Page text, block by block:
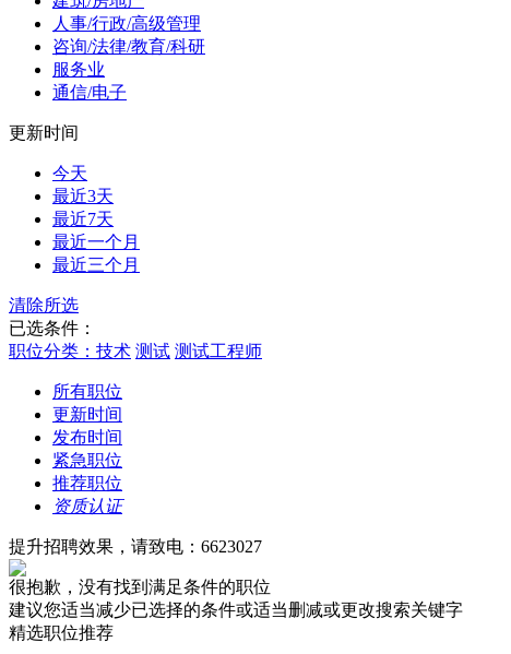
人事/行政/高级管理
咨询/法律/教育/科研
服务业
通信/电子
更新时间
今天
最近3天
最近7天
最近一个月
最近三个月
清除所选
已选条件：
职位分类：技术 测试 测试工程师
所有职位
更新时间
发布时间
紧急职位
推荐职位
资质认证
提升招聘效果，请致电：6623027
很抱歉，没有找到满足条件的职位
建议您适当减少已选择的条件或适当删减或更改搜索关键字
精选职位推荐